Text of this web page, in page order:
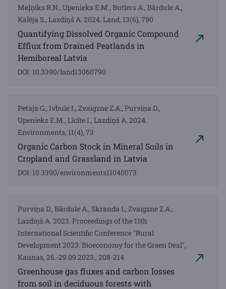
Meļņiks R.N., Upenieks E.M., Butlers A., Bārdule A.,
Kalēja S., Lazdiņš A. 2024. Land, 13(6), 790
Quantifying Dissolved Organic Compound
Efflux from Drained Peatlands in
Hemiboreal Latvia
DOI: 10.3390/land13060790
Petaja G., Ivbule I., Zvaigzne Z.A., Purviņa D.,
Upenieks E.M., Līcīte I., Lazdiņš A. 2024.
Environments, 11(4), 73
Organic Carbon Stock in Mineral Soils in
Cropland and Grassland in Latvia
DOI: 10.3390/environments11040073
Purviņa D., Bārdule A., Skranda I., Zvaigzne Z.A.,
Lazdiņš A. 2023. Proceedings of the 11th
International Scientific Conference "Rural
Development 2023: Bioeconomy for the Green Deal",
Kaunas, 26.-29.09.2023., 208-214
Greenhouse gas fluxes and carbon losses
from soil in deciduous forests with